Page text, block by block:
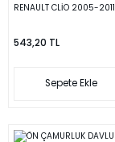
RENAULT CLİO 2005-2011
543,20 TL
Sepete Ekle